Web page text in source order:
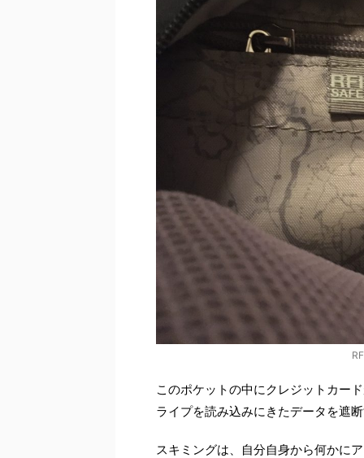
このポケットの中にクレジットカー
ライプを読み込みにきたデータを遮
スキミングは、自分自身から何かに